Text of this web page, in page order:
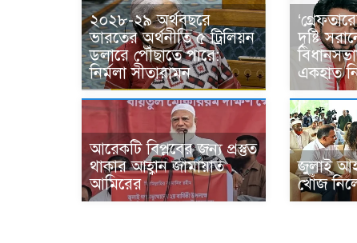
২০২৮-২৯ অর্থবছরে
ভারতের অর্থনীতি ৫ ট্রিলিয়ন
ডলারে পৌঁছাতে পারে:
নির্মলা সীতারামন
দৃষ্টি
একহাত
আরেকটি বিপ্লবের জন্য প্রস্তুত
থাকার আহ্বান জামায়াত
আমিরের
জুলাই
খোঁজ